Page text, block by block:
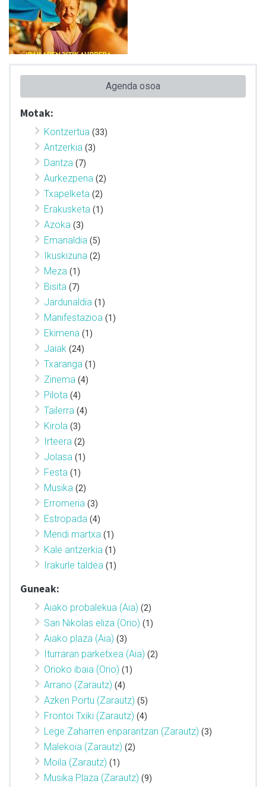
Agenda osoa
Motak:
Kontzertua (33)
Antzerkia (3)
Dantza (7)
Aurkezpena (2)
Txapelketa (2)
Erakusketa (1)
Azoka (3)
Emanaldia (5)
Ikuskizuna (2)
Meza (1)
Bisita (7)
Jardunaldia (1)
Manifestazioa (1)
Ekimena (1)
Jaiak (24)
Txaranga (1)
Zinema (4)
Pilota (4)
Tailerra (4)
Kirola (3)
Irteera (2)
Jolasa (1)
Festa (1)
Musika (2)
Erromeria (3)
Estropada (4)
Mendi martxa (1)
Kale antzerkia (1)
Irakurle taldea (1)
Guneak:
Aiako probalekua (Aia) (2)
San Nikolas eliza (Orio) (1)
Aiako plaza (Aia) (3)
Iturraran parketxea (Aia) (2)
Orioko ibaia (Orio) (1)
Arrano (Zarautz) (4)
Azken Portu (Zarautz) (5)
Frontoi Txiki (Zarautz) (4)
Lege Zaharren enparantzan (Zarautz) (3)
Malekoia (Zarautz) (2)
Moila (Zarautz) (1)
Musika Plaza (Zarautz) (9)